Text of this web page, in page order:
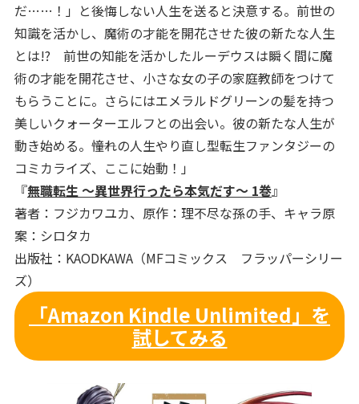
だ……！」と後悔しない人生を送ると決意する。前世の
知識を活かし、魔術の才能を開花させた彼の新たな人生
とは!? 前世の知能を活かしたルーデウスは瞬く間に魔
術の才能を開花させ、小さな女の子の家庭教師をつけて
もらうことに。さらにはエメラルドグリーンの髪を持つ
美しいクォーターエルフとの出会い。彼の新たな人生が
動き始める。――憧れの人生やり直し型転生ファンタジーの
コミカライズ、ここに始動！」
『無職転生 ～異世界行ったら本気だす～ 1巻』
著者：フジカワユカ、原作：理不尽な孫の手、キャラ原
案：シロタカ
出版社：KAODKAWA（MFコミックス フラッパーシリー
ズ）
「Amazon Kindle Unlimited」を
試してみる